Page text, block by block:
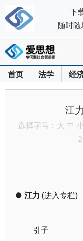
首页 法学 经
江
选择字号： 大 中 小
● 江力 (进入专栏)
引子
下
随时